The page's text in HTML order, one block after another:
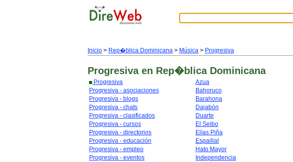
Inicio > Rep�blica Dominicana > Música > Progresiva
Progresiva en Rep�blica Dominicana
Progresiva
Progresiva - asociaciones
Progresiva - blogs
Progresiva - chats
Progresiva - clasificados
Progresiva - cursos
Progresiva - directorios
Progresiva - educación
Progresiva - empleo
Progresiva - eventos
Azua
Bahoruco
Barahona
Dajabón
Duarte
El Seibo
Elías Piña
Espaillat
Hato Mayor
Independencia